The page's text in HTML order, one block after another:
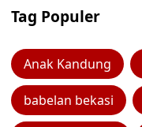
Tag Populer
Anak Kandung
babelan bekasi